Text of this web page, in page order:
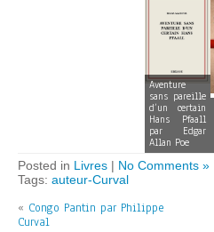
Aventure
sans pareille
d’un certain
Hans Pfaall
par Edgar
Allan Poe
Posted in Livres | No Comments »
Tags: auteur-Curval
« Congo Pantin par Philippe
Curval